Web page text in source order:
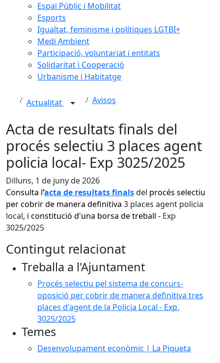
Espai Públic i Mobilitat
Esports
Igualtat, feminisme i polítiques LGTBI+
Medi Ambient
Participació, voluntariat i entitats
Solidaritat i Cooperació
Urbanisme i Habitatge
Actualitat Avisos
Acta de resultats finals del
procés selectiu 3 places agent
policia local- Exp 3025/2025
Dilluns, 1 de juny de 2026
Consulta l'acta de resultatsfinalsdel procés selectiu
per cobrir de manera definitiva 3 places agent policia
local, i constitució d'una borsa de treball - Exp
3025/2025
Contingut relacionat
Treballa a l'Ajuntament
Procés selectiu pel sistema de concurs-
oposició per cobrir de manera definitiva tres
places d'agent de la Policia Local - Exp.
3025/2025
Temes
Desenvolupament econòmic | La Piqueta